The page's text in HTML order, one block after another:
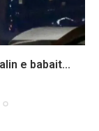
e babait...